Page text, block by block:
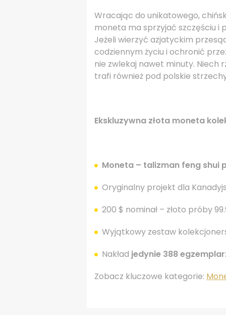
Wracając do unikatowego,
moneta ma sprzyjać szczęściu i
Jeżeli wierzyć azjatyckim
codziennym życiu i ochronić
nie zwlekaj nawet minuty.
trafi również pod polskie
Ekskluzywna złota moneta
Moneta – talizman feng shui
Oryginalny projekt dla
200 $ nominał – złoto próby
Wyjątkowy zestaw
Nakład jedynie 388
Zobacz kluczowe kategorie: